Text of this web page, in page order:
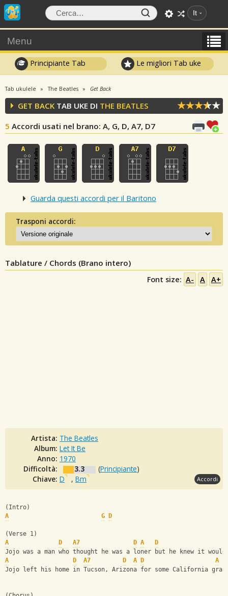
It
Menu
Principiante Tab Le migliori Tab uke
Tab ukulele The Beatles Get Back
GET BACK TAB UKE DI THE BEATLES
5 Accordi usati nel brano: A, G, D, A7, D7
Guarda questi accordi per il Baritono
Trasponi accordi:
Tablature / Chords (Brano intero)
Font size: A- A A+
Artista: The Beatles
Album: Let It Be
Anno: 1970
Difficoltà:
3.3 (Principiante)
Chiave: D , Bm Accordi
(Intro)
A
G D
(Verse 1)
A
D A7 D A
D
Jojo was a man who thought he was a loner but he knew it
A
D A7 D A D
A
Jojo left his home in Tucson, Arizona for some California